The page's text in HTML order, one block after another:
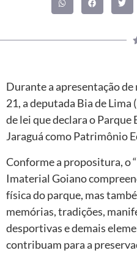
Durante a apresentação
21, a deputada Bia de
de lei que declara o Parque
Jaraguá como Patrimônio
Conforme a propositura, o
Imaterial Goiano
física do parque, mas
memórias, tradições,
desportivas e demais
contribuam para a